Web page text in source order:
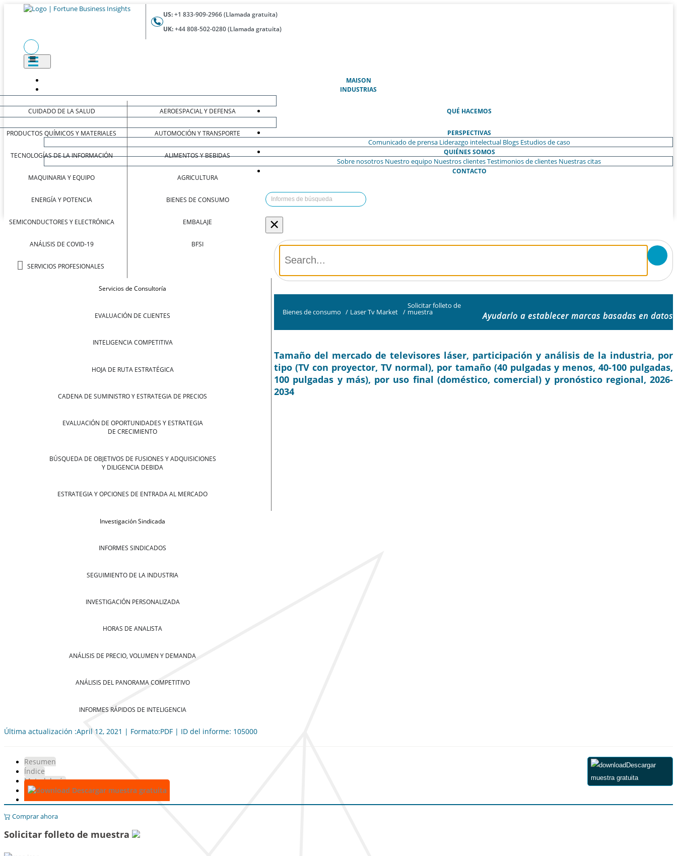
US:+1 833-909-2966 (Llamada gratuita)
UK:+44 808-502-0280 (Llamada gratuita)
MAISON(ACTUAL)
INDUSTRIAS
CUIDADO DE LA SALUD
PRODUCTOS QUÍMICOS Y MATERIALES
TECNOLOGÍAS DE LA INFORMACIÓN
MAQUINARIA Y EQUIPO
ENERGÍA Y POTENCIA
SEMICONDUCTORES Y ELECTRÓNICA
ANÁLISIS DE COVID-19
SERVICIOS PROFESIONALES
AEROESPACIAL Y DEFENSA
AUTOMOCIÓN Y TRANSPORTE
ALIMENTOS Y BEBIDAS
AGRICULTURA
BIENES DE CONSUMO
EMBALAJE
BFSI
QUÉ HACEMOS
Servicios de Consultoría
EVALUACIÓN DE CLIENTES
INTELIGENCIA COMPETITIVA
HOJA DE RUTA ESTRATÉGICA
CADENA DE SUMINISTRO Y ESTRATEGIA DE PRECIOS
EVALUACIÓN DE OPORTUNIDADES Y ESTRATEGIA
DE CRECIMIENTO
BÚSQUEDA DE OBJETIVOS DE FUSIONES Y ADQUISICIONES
Y DILIGENCIA DEBIDA
ESTRATEGIA Y OPCIONES DE ENTRADA AL MERCADO
Investigación Sindicada
INFORMES SINDICADOS
SEGUIMIENTO DE LA INDUSTRIA
INVESTIGACIÓN PERSONALIZADA
HORAS DE ANALISTA
ANÁLISIS DE PRECIO, VOLUMEN Y DEMANDA
ANÁLISIS DEL PANORAMA COMPETITIVO
INFORMES RÁPIDOS DE INTELIGENCIA
PERSPECTIVAS
Comunicado de prensa Liderazgo intelectual Blogs Estudios de caso
QUIÉNES SOMOS
Sobre nosotros Nuestro equipo Nuestros clientesTestimonios de clientes Nuestras citas
CONTACTO
×
Bienes de consumo / Laser Tv Market /
Solicitar folleto de
muestra Ayudarlo a establecer marcas basadas en datos
Tamaño del mercado de televisores láser, participación y análisis de la industria, por
tipo (TV con proyector, TV normal), por tamaño (40 pulgadas y menos, 40-100 pulgadas,
100 pulgadas y más), por uso final (doméstico, comercial) y pronóstico regional, 2026-
2034
Última actualización :April 12, 2021 | Formato:PDF | ID del informe: 105000
Resumen
Índice
Metodología
Descargar muestra gratuita
Descargar
muestra gratuita
Comprar ahora
Solicitar folleto de muestra